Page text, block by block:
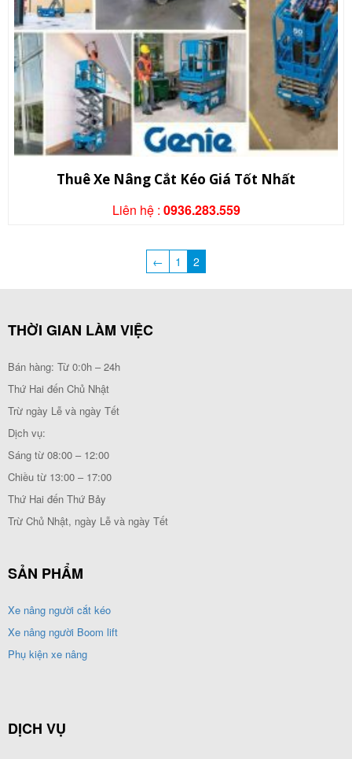
Thuê Xe Nâng Cắt Kéo Giá Tốt Nhất
Liên hệ : 0936.283.559
← 1 2
THỜI GIAN LÀM VIỆC
Bán hàng: Từ 0:0h – 24h
Thứ Hai đến Chủ Nhật
Trừ ngày Lễ và ngày Tết
Dịch vụ:
Sáng từ 08:00 – 12:00
Chiều từ 13:00 – 17:00
Thứ Hai đến Thứ Bảy
Trừ Chủ Nhật, ngày Lễ và ngày Tết
SẢN PHẨM
Xe nâng người cắt kéo
Xe nâng người Boom lift
Phụ kiện xe nâng
DỊCH VỤ